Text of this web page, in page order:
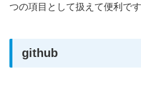
つの項目として扱えて便利です
github